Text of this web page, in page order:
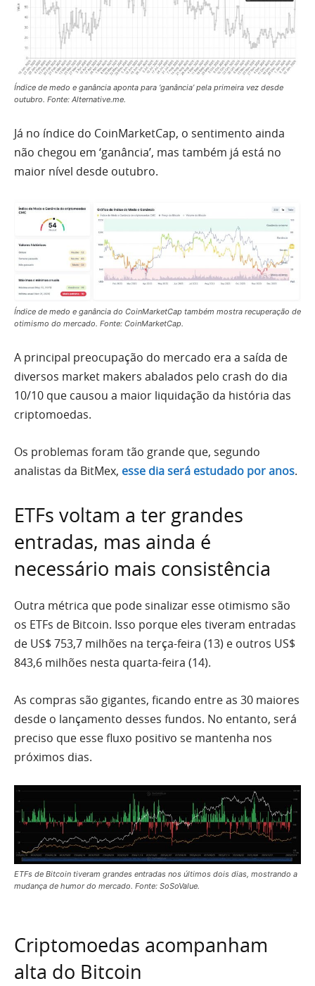
Índice de medo e ganância aponta para ‘ganância’ pela primeira vez desde
outubro. Fonte: Alternative.me.
Já no índice do CoinMarketCap, o sentimento ainda
não chegou em ‘ganância’, mas também já está no
maior nível desde outubro.
Índice de medo e ganância do CoinMarketCap também mostra recuperação de
otimismo do mercado. Fonte: CoinMarketCap.
A principal preocupação do mercado era a saída de
diversos market makers abalados pelo crash do dia
10/10 que causou a maior liquidação da história das
criptomoedas.
Os problemas foram tão grande que, segundo
analistas da BitMex, esse dia será estudado por anos.
ETFs voltam a ter grandes
entradas, mas ainda é
necessário mais consistência
Outra métrica que pode sinalizar esse otimismo são
os ETFs de Bitcoin. Isso porque eles tiveram entradas
de US$ 753,7 milhões na terça-feira (13) e outros US$
843,6 milhões nesta quarta-feira (14).
As compras são gigantes, ficando entre as 30 maiores
desde o lançamento desses fundos. No entanto, será
preciso que esse fluxo positivo se mantenha nos
próximos dias.
ETFs de Bitcoin tiveram grandes entradas nos últimos dois dias, mostrando a
mudança de humor do mercado. Fonte: SoSoValue.
Criptomoedas acompanham
alta do Bitcoin